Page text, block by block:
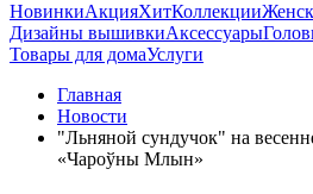
НовинкиАкцияХитКоллекции
Дизайны вышивкиАксессуары
Товары для домаУслуги
Главная
Новости
"Льняной сундучок" на
«Чароўны Млын»